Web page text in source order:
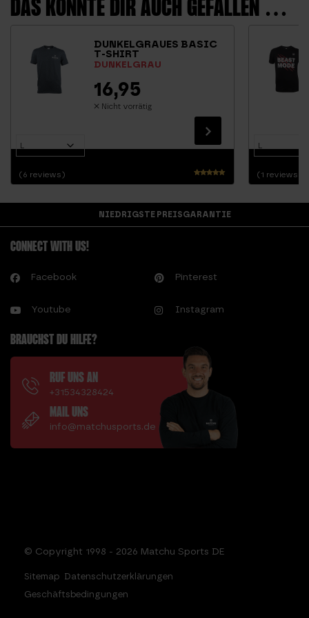
DAS KÖNNTE DIR AUCH GEFALLEN …
DUNKELGRAUES BASIC
T-SHIRT
DUNKELGRAU
Bewertet
5.00
von 5
(6 reviews)
16,95
Nicht vorrätig
(1 reviews)
NIEDRIGSTE PREISGARANTIE
CONNECT WITH US!
Facebook Pinterest
Youtube Instagram
BRAUCHST DU HILFE?
RUF UNS AN
+31534328424
MAIL UNS
info@matchusports.de
© Copyright 1998 - 2026 Matchu Sports DE
Sitemap Datenschutzerklärungen
Geschäftsbedingungen